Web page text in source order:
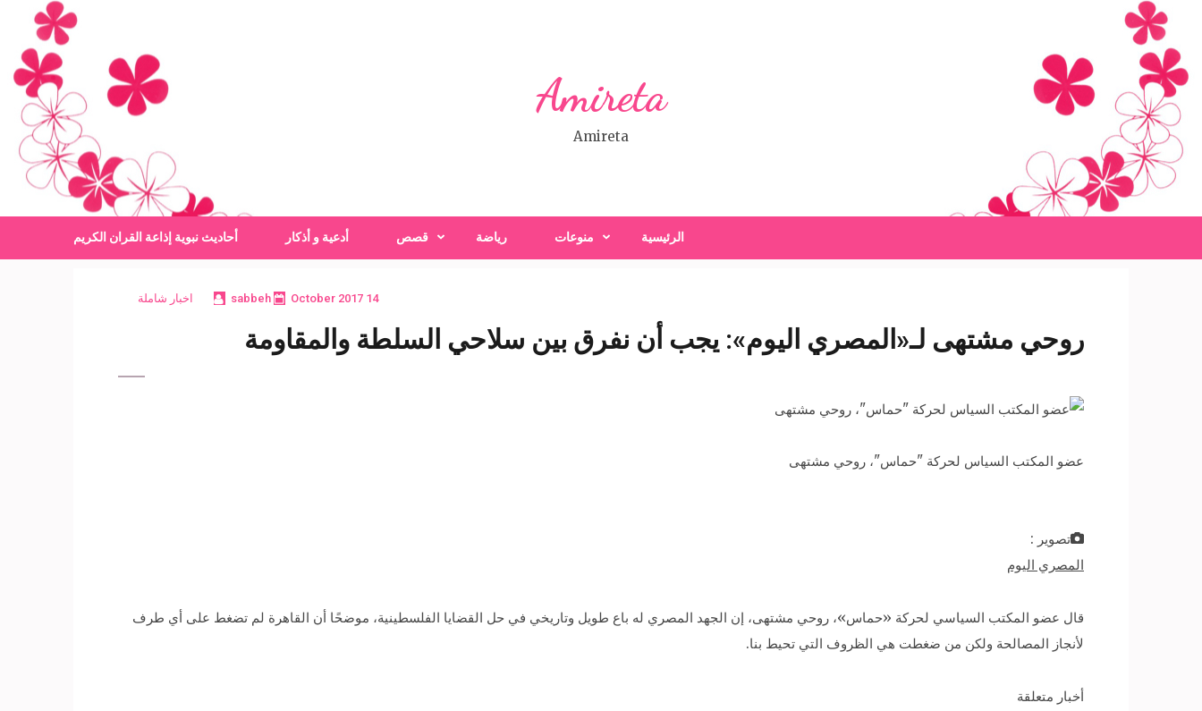
content
(Press
Enter)
Amireta
Amireta
الرئيسية منوعات رياضة قصص أدعية و أذكار أحاديث نبوية إذاعة القران الكريم
14 October 2017
sabbeh اخبار شاملة
روحي مشتهى لـ«المصري اليوم»: يجب أن نفرق بين سلاحي السلطة والمقاومة
عضو المكتب السياس لحركة "حماس"، روحي مشتهى
تصوير :
المصري اليوم
قال عضو المكتب السياسي لحركة «حماس»، روحي مشتهى، إن الجهد المصري له باع طويل وتاريخي في حل القضايا الفلسطينية، موضحًا أن القاهرة لم تضغط على أي طرف
لأنجاز المصالحة ولكن من ضغطت هي الظروف التي تحيط بنا.
أخبار متعلقة